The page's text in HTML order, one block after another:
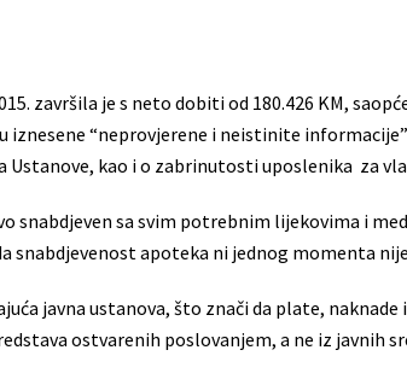
završila je s neto dobiti od 180.426 KM,
iznesene “neprovjerene i neistinite
kao i o zabrinutosti uposlenika za
snabdjeven sa svim potrebnim lijekovima i
snabdjevenost apoteka ni jednog momenta
javna ustanova, što znači da plate,
ostvarenih poslovanjem, a ne iz javnih